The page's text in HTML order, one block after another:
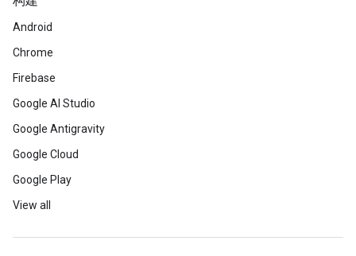
Android
Chrome
Firebase
Google AI Studio
Google Antigravity
Google Cloud
Google Play
View all